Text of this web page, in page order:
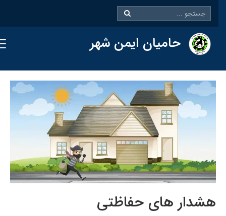
حامیان ایمن شهر
هشدار های حفاظتی